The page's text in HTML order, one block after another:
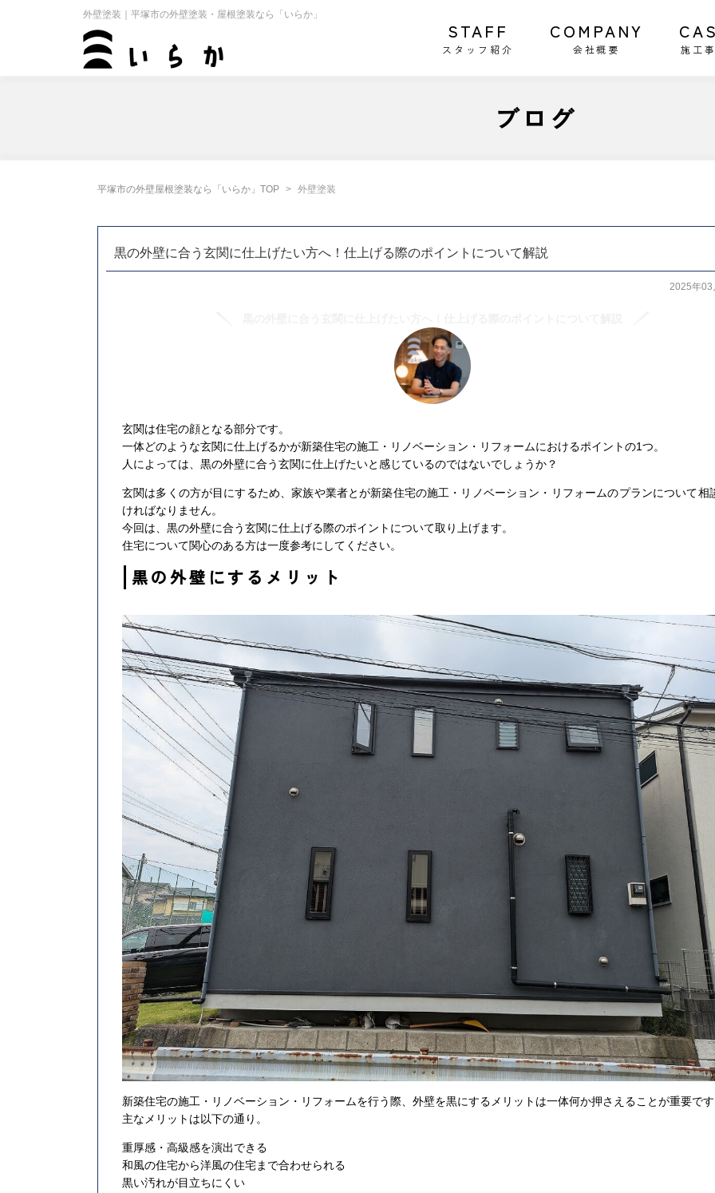
外壁塗装｜平塚市の外壁塗装・屋根塗装なら「いらか」
STAFF
スタッフ紹介
COMPANY
会社概要 施工
ブログ
平塚市の外壁屋根塗装なら「いらか」TOP 外壁塗装
黒の外壁に合う玄関に仕上げたい方へ！仕上げる際のポイントについて解説
2025年03
玄関は住宅の顔となる部分です。
一体どのような玄関に仕上げるかが新築住宅の施工・リノベーション・リフォームにおけるポイントの1つ。
人によっては、黒の外壁に合う玄関に仕上げたいと感じているのではないでしょうか？
玄関は多くの方が目にするため、家族や業者とが新築住宅の施工・リノベーション・リフォームのプランについて相
ければなりません。
今回は、黒の外壁に合う玄関に仕上げる際のポイントについて取り上げます。
住宅について関心のある方は一度参考にしてください。
黒の外壁にするメリット
新築住宅の施工・リノベーション・リフォームを行う際、外壁を黒にするメリットは一体何か押さえることが重要で
主なメリットは以下の通り。
重厚感・高級感を演出できる
和風の住宅から洋風の住宅まで合わせられる
黒い汚れが目立ちにくい